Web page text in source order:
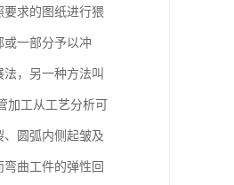
要求的图纸进行猥
一部分予以冲
，另一种方法叫
加工从工艺分析可
圆弧内侧起皱及
曲工件的弹性回